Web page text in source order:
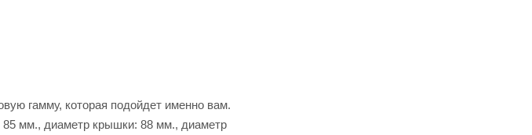
гамму, которая подойдет именно вам.
85 мм., диаметр крышки: 88 мм., диаметр